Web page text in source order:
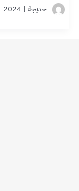
خديجة |
2024-05-05